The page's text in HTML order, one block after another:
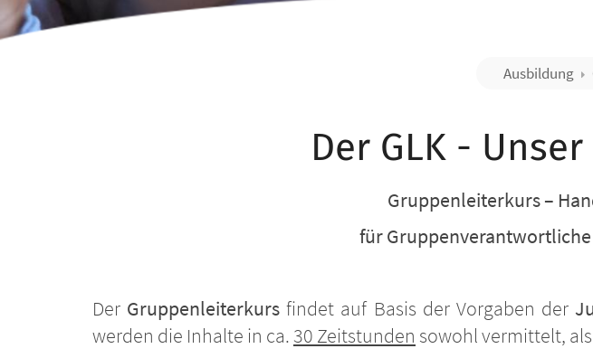
Ausbildung
Der GLK -
Gruppenleiterkurs –
für
Der Gruppenleiterkurs findet auf Basis der Vorgaben der
werden die Inhalte in ca. 30 Zeitstunden sowohl vermittelt,